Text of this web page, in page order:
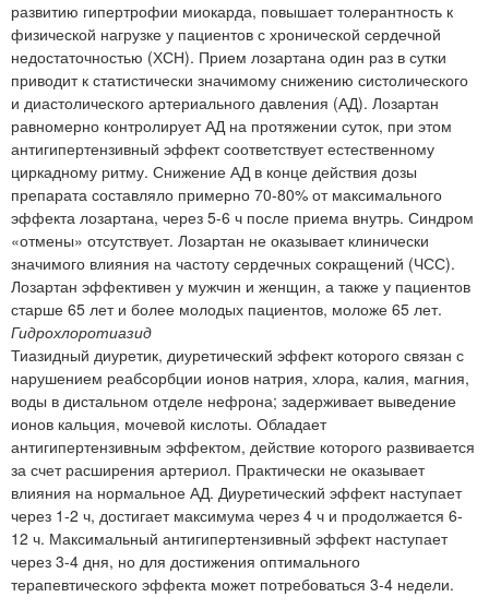
развитию гипертрофии миокарда, повышает толерантность к
физической нагрузке у пациентов с хронической сердечной
недостаточностью (ХСН). Прием лозартана один раз в сутки
приводит к статистически значимому снижению систолического
и диастолического артериального давления (АД). Лозартан
равномерно контролирует АД на протяжении суток, при этом
антигипертензивный эффект соответствует естественному
циркадному ритму. Снижение АД в конце действия дозы
препарата составляло примерно 70-80% от максимального
эффекта лозартана, через 5-6 ч после приема внутрь. Синдром
«отмены» отсутствует. Лозартан не оказывает клинически
значимого влияния на частоту сердечных сокращений (ЧСС).
Лозартан эффективен у мужчин и женщин, а также у пациентов
старше 65 лет и более молодых пациентов, моложе 65 лет.
Гидрохлоротиазид
Тиазидный диуретик, диуретический эффект которого связан с
нарушением реабсорбции ионов натрия, хлора, калия, магния,
воды в дистальном отделе нефрона; задерживает выведение
ионов кальция, мочевой кислоты. Обладает
антигипертензивным эффектом, действие которого развивается
за счет расширения артериол. Практически не оказывает
влияния на нормальное АД. Диуретический эффект наступает
через 1-2 ч, достигает максимума через 4 ч и продолжается 6-
12 ч. Максимальный антигипертензивный эффект наступает
через 3-4 дня, но для достижения оптимального
терапевтического эффекта может потребоваться 3-4 недели.